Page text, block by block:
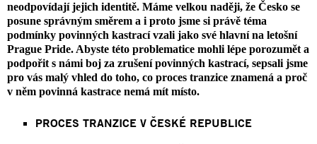
neodpovídají jejich identitě. Máme velkou naději, že Česko se
posune správným směrem a i proto jsme si právě téma
podmínky povinných kastrací vzali jako své hlavní na letošní
Prague Pride. Abyste této problematice mohli lépe porozumět a
podpořit s námi boj za zrušení povinných kastrací, sepsali jsme
pro vás malý vhled do toho, co proces tranzice znamená a proč
v něm povinná kastrace nemá mít místo.
PROCES TRANZICE V ČESKÉ REPUBLICE